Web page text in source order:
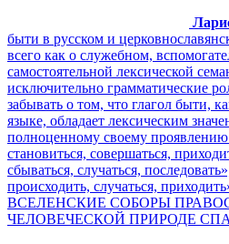
быти в русском и
всего как о служебном,
самостоятельной лексической
исключительно грамматические
забывать о том, что глагол быти,
языке, обладает лексическим
полноценному своему
становиться, совершаться,
сбываться, случаться,
происходить, случаться,
ВСЕЛЕНСКИЕ СОБОРЫ
ЧЕЛОВЕЧЕСКОЙ ПРИРОДЕ